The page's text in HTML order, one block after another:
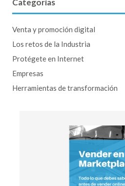
Categorías
Venta y promoción digital
Los retos de la Industria
Protégete en Internet
Empresas
Herramientas de transformación